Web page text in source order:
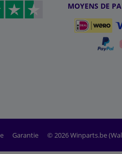
MOYENS DE
Garantie © 2026 Winparts.be